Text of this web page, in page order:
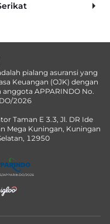
pialang asuransi yang
Keuangan (OJK) dengan
APPARINDO No.
2026
Taman E 3.3, Jl. DR Ide
Mega Kuningan, Kuningan
12950